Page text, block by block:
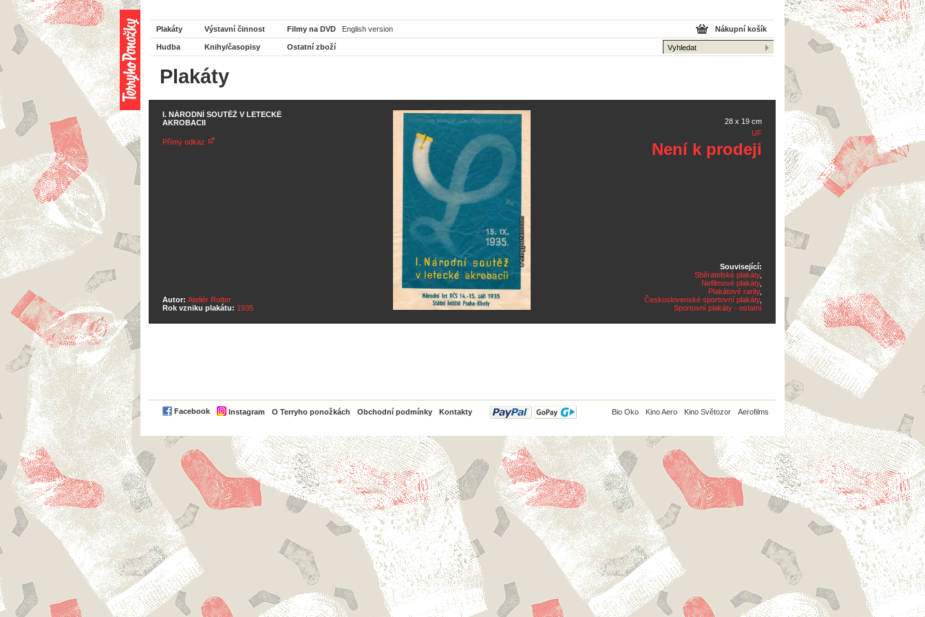
Plakáty Výstavní činnost Filmy na DVD English version
Hudba Knihy/časopisy Ostatní zboží
Nákupní košík
Plakáty
I. NÁRODNÍ SOUTĚŽ V LETECKÉ
AKROBACII
Přímý odkaz
Autor: Ateliér Rotter
Rok vzniku plakátu: 1935
28 x 19 cm
UF
Není k prodeji
Související:
Sběratelské plakáty,
Nefilmové plakáty,
Plakátové rarity,
Československé sportovní plakáty,
Sportovní plakáty - ostatní
Facebook Instagram O Terryho ponožkách Obchodní podmínky Kontakty
PayPal Bio Oko Kino Aero Kino Světozor Aerofilms